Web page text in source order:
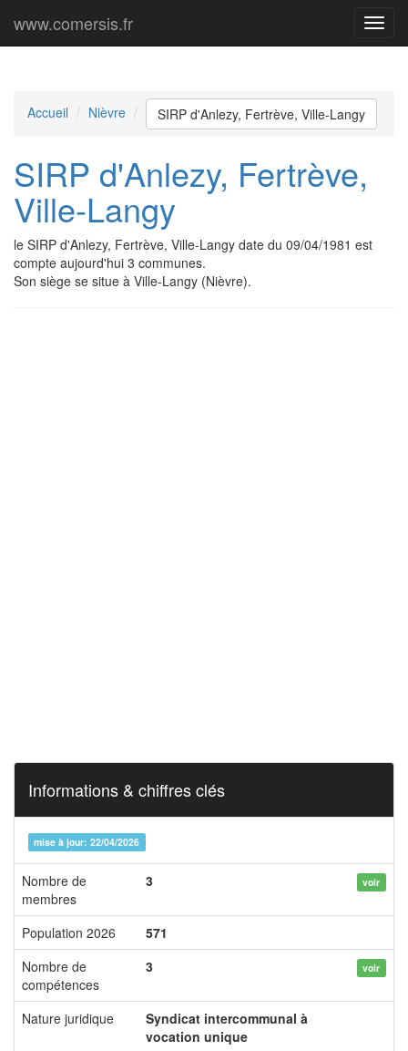
Menu
www.comersis.fr
Accueil Nièvre SIRP d'Anlezy, Fertrève, Ville-Langy
SIRP d'Anlezy, Fertrève,
Ville-Langy
le SIRP d'Anlezy, Fertrève, Ville-Langy date du 09/04/1981 est
compte aujourd'hui 3 communes.
Son siège se situe à Ville-Langy (Nièvre).
Informations & chiffres clés
mise à jour: 22/04/2026
Nombre de
membres
3 voir
Population 2026
571
Nombre de
compétences
3 voir
Nature juridique
Syndicat intercommunal à
vocation unique